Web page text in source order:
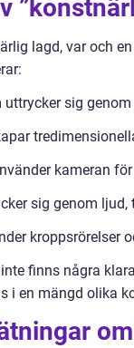
lagd, var och
sig
kameran
sig genom ljud,
kroppsrörelser
finns några
i en mängd olika